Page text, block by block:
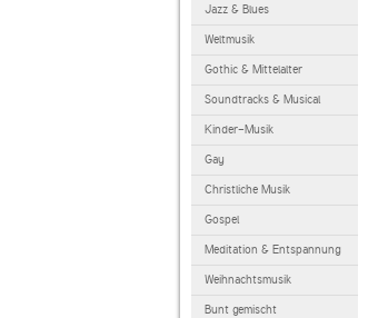
Jazz & Blues
Weltmusik
Gothic & Mittelalter
Soundtracks & Musical
Kinder-Musik
Gay
Christliche Musik
Gospel
Meditation & Entspannung
Weihnachtsmusik
Bunt gemischt